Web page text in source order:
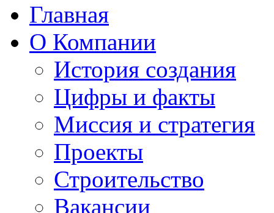
Главная
О Компании
История создания
Цифры и факты
Миссия и стратегия
Проекты
Строительство
Вакансии